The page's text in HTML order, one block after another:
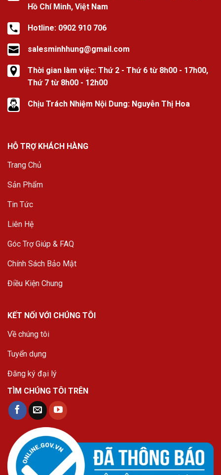
Hồ Chí Minh, Việt Nam
Hotline: 0902 910 706
salesminhhung@gmail.com
Thời gian làm việc: Thứ 2 - Thứ 6 từ 8h00 - 17h00,
Thứ 7 từ 8h00 - 12h00
Chịu Trách Nhiệm Nội Dung: Nguyễn Thị Hoa
HỖ TRỢ KHÁCH HÀNG
Trang Chủ
Sản Phẩm
Tin Tức
Liên Hệ
Góc Trợ Giúp & FAQ
Chính Sách Bảo Mật
Điều Kiện Chung
KẾT NỐI VỚI CHÚNG TÔI
Về chúng tôi
Tuyển dụng
Đăng ký đại lý
TÌM CHÚNG TÔI TRÊN